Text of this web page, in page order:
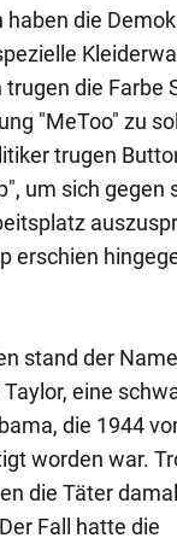
haben die
die Farbe
"MeToo" zu
trugen
um sich gegen
erschien
stand der
eine
die 1944
worden war.
die Täter
Fall hatte die